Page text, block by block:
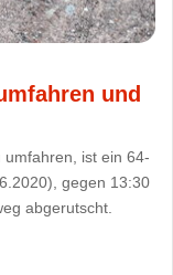
und
umfahren, ist ein 64-
gegen 13:30
abgerutscht.